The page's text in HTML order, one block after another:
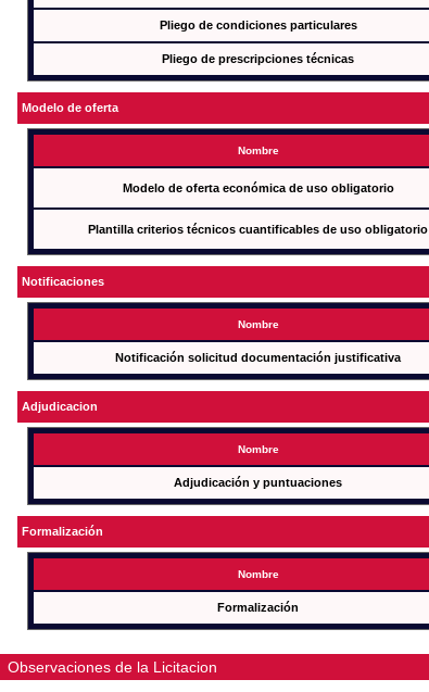
Pliego de condiciones particulares
Pliego de prescripciones técnicas
Modelo de oferta
Nombre
Modelo de oferta económica de uso obligatorio
Plantilla criterios técnicos cuantificables de uso obligatorio
Notificaciones
Nombre
Notificación solicitud documentación justificativa
Adjudicacion
Nombre
Adjudicación y puntuaciones
Formalización
Nombre
Formalización
Observaciones de la Licitacion